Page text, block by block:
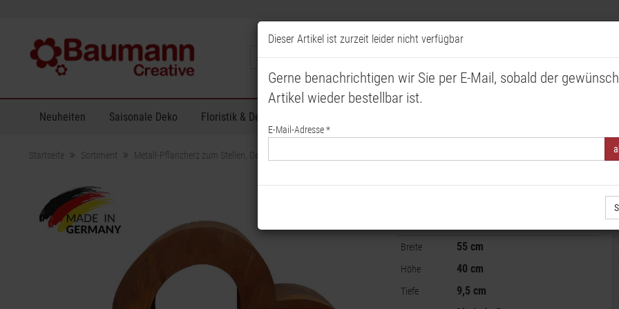
Neuheiten Saisonale Deko Floristik & Dekoration
Startseite Sortiment Metall-Pflanzherz zum Stellen, Dekoherz, Pflanzherz Edelrost, Rostdeko, Gartendeko, Pflanzgefäß Rost
Metall-Pflanzherz zum
Rostdeko, Gartendeko,
Breite 55 cm
Höhe 40 cm
Tiefe 9,5 cm
Dieser Artikel ist zurzeit leider nicht verfügbar
Gerne benachrichtigen wir Sie per E-Mail, sobald der
Artikel wieder bestellbar ist.
E-Mail-Adresse *